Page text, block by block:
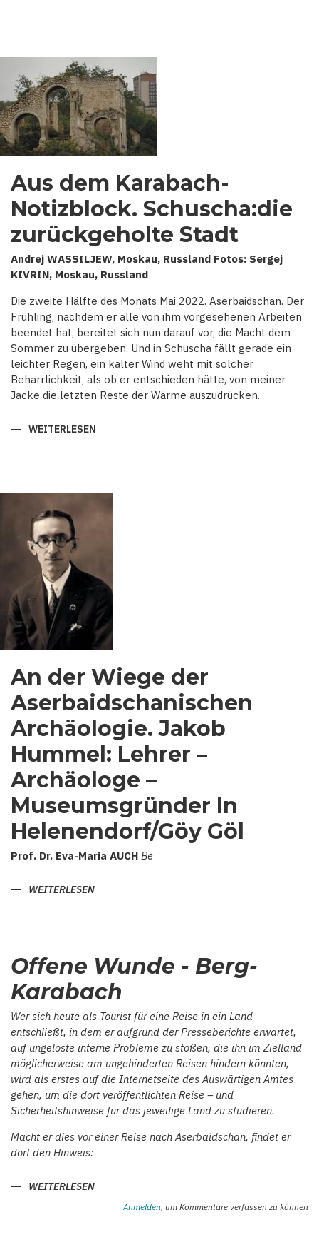
UND
MAGIER
IN
ASERBAIDSCHAN.
Aus dem Karabach-
Notizblock. Schuscha:die
zurückgeholte Stadt
Andrej WASSILJEW, Moskau, Russland Fotos: Sergej
KIVRIN, Moskau, Russland
Die zweite Hälfte des Monats Mai 2022. Aserbaidschan. Der
Frühling, nachdem er alle von ihm vorgesehenen Arbeiten
beendet hat, bereitet sich nun darauf vor, die Macht dem
Sommer zu übergeben. Und in Schuscha fällt gerade ein
leichter Regen, ein kalter Wind weht mit solcher
Beharrlichkeit, als ob er entschieden hätte, von meiner
Jacke die letzten Reste der Wärme auszudrücken.
WEITERLESEN
An der Wiege der
Aserbaidschanischen
Archäologie. Jakob
Hummel: Lehrer –
Archäologe –
Museumsgründer In
Helenendorf/Göy Göl
Prof. Dr. Eva-Maria AUCH Be
WEITERLESEN
JAKOB
HUMMEL:
–
ARCHÄOLOGE
MUSEUMSGRÜNDER
IN
HELENENDORF/GÖY
GÖL
Offene Wunde - Berg-
Karabach
Wer sich heute als Tourist für eine Reise in ein Land
entschließt, in dem er aufgrund der Presseberichte erwartet,
auf ungelöste interne Probleme zu stoßen, die ihn im Zielland
möglicherweise am ungehinderten Reisen hindern könnten,
wird als erstes auf die Internetseite des Auswärtigen Amtes
gehen, um die dort veröffentlichten Reise – und
Sicherheitshinweise für das jeweilige Land zu studieren.
Macht er dies vor einer Reise nach Aserbaidschan, findet er
dort den Hinweis:
WEITERLESEN
WUNDEAnmelden, um Kommentare verfassen zu können